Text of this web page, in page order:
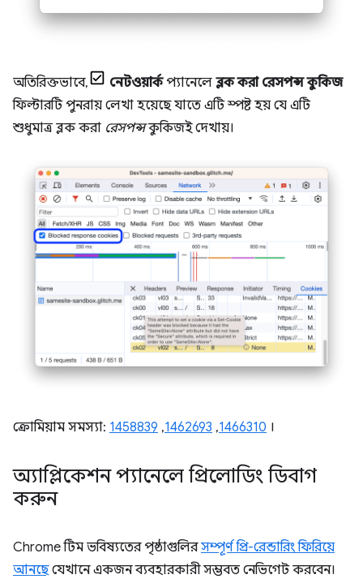
অতিরিক্তভাবে, নেটওয়ার্কপ্যানেলে ব্লক করা রেসপন্স কুকিজ
ফিল্টারটি পুনরায় লেখা হয়েছে যাতে এটি স্পষ্ট হয় যে এটি
শুধুমাত্র ব্লক করা রেসপন্সকুকিজই দেখায়।
ক্রোমিয়াম সমস্যা: 1458839 ,1462693 ,1466310 ।
অ্যাপ্লিকেশন প্যানেলে প্রিলোডিং ডিবাগ
করুন
Chrome টিম ভবিষ্যতের পৃষ্ঠাগুলিরসম্পূর্ণ প্রি-রেন্ডারিং ফিরিয়ে
আনছেযেখানে একজন ব্যবহারকারী সম্ভবত নেভিগেট করবেন।